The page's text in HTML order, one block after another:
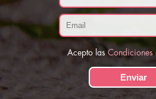
Acepto las Condiciones